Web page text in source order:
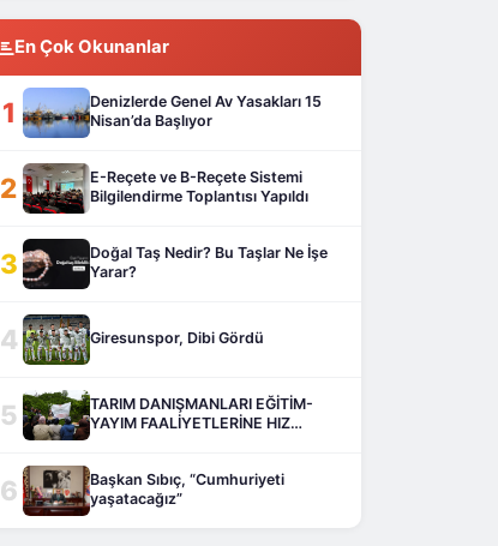
En Çok Okunanlar
1
Denizlerde Genel Av Yasakları 15
Nisan’da Başlıyor
2
E-Reçete ve B-Reçete Sistemi
Bilgilendirme Toplantısı Yapıldı
3
Doğal Taş Nedir? Bu Taşlar Ne İşe
Yarar?
4 Giresunspor, Dibi Gördü
5
TARIM DANIŞMANLARI EĞİTİM-
YAYIM FAALİYETLERİNE HIZ
6
Başkan Sıbıç, “Cumhuriyeti
yaşatacağız”